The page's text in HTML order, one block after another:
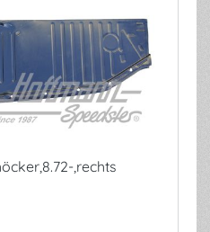
,rechts